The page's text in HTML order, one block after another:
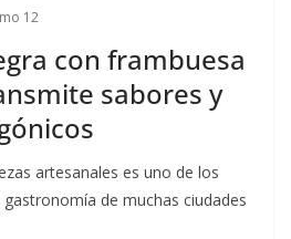
12
con frambuesa
sabores y
artesanales es uno de los
de muchas ciudades